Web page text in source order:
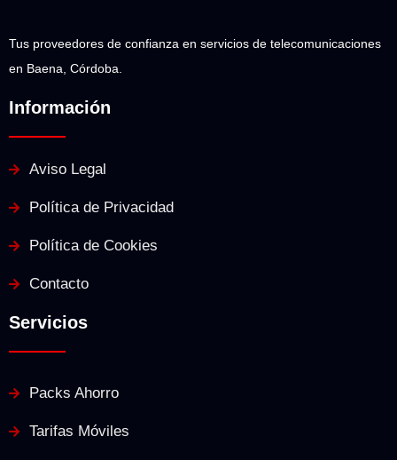
Tus proveedores de confianza en servicios de telecomunicaciones
en Baena, Córdoba.
Información
Aviso Legal
Política de Privacidad
Política de Cookies
Contacto
Servicios
Packs Ahorro
Tarifas Móviles